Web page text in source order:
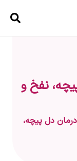
نفخ و
دل پیچه،